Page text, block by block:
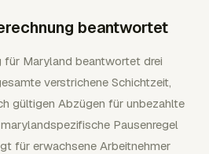
beantwortet
für Maryland beantwortet drei
verstrichene Schichtzeit,
gültigen Abzügen für unbezahlte
Pausenregel
für erwachsene Arbeitnehmer